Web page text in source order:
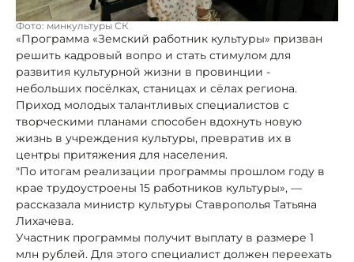
Фото: минкультуры СК
«Программа «Земский работник культуры» призван
решить кадровый вопро и стать стимулом для
развития культурной жизни в провинции -
небольших посёлках, станицах и сёлах региона.
Приход молодых талантливых специалистов с
творческими планами способен вдохнуть новую
жизнь в учреждения культуры, превратив их в
центры притяжения для населения.
"По итогам реализации программы прошлом году в
крае трудоустроены 15 работников культуры», —
рассказала министр культуры Ставрополья Татьяна
Лихачева.
Участник программы получит выплату в размере 1
млн рублей. Для этого специалист должен переехать